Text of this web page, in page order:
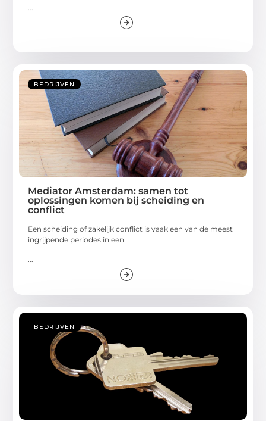
...
BEDRIJVEN
Mediator Amsterdam: samen tot
oplossingen komen bij scheiding en
conflict
Een scheiding of zakelijk conflict is vaak een van de meest
ingrijpende periodes in een
BEDRIJVEN